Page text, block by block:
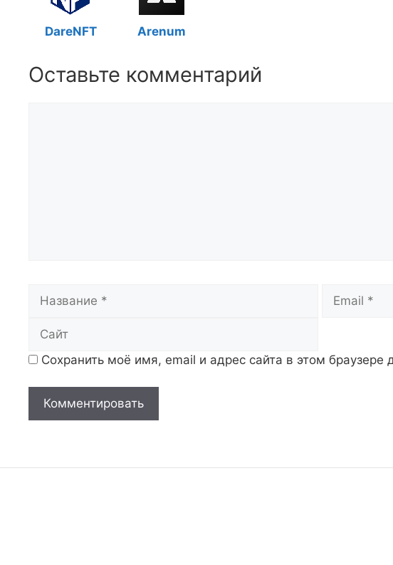
DareNFT Arenum
Оставьте комментарий
Сохранить моё имя, email и адрес сайта в этом